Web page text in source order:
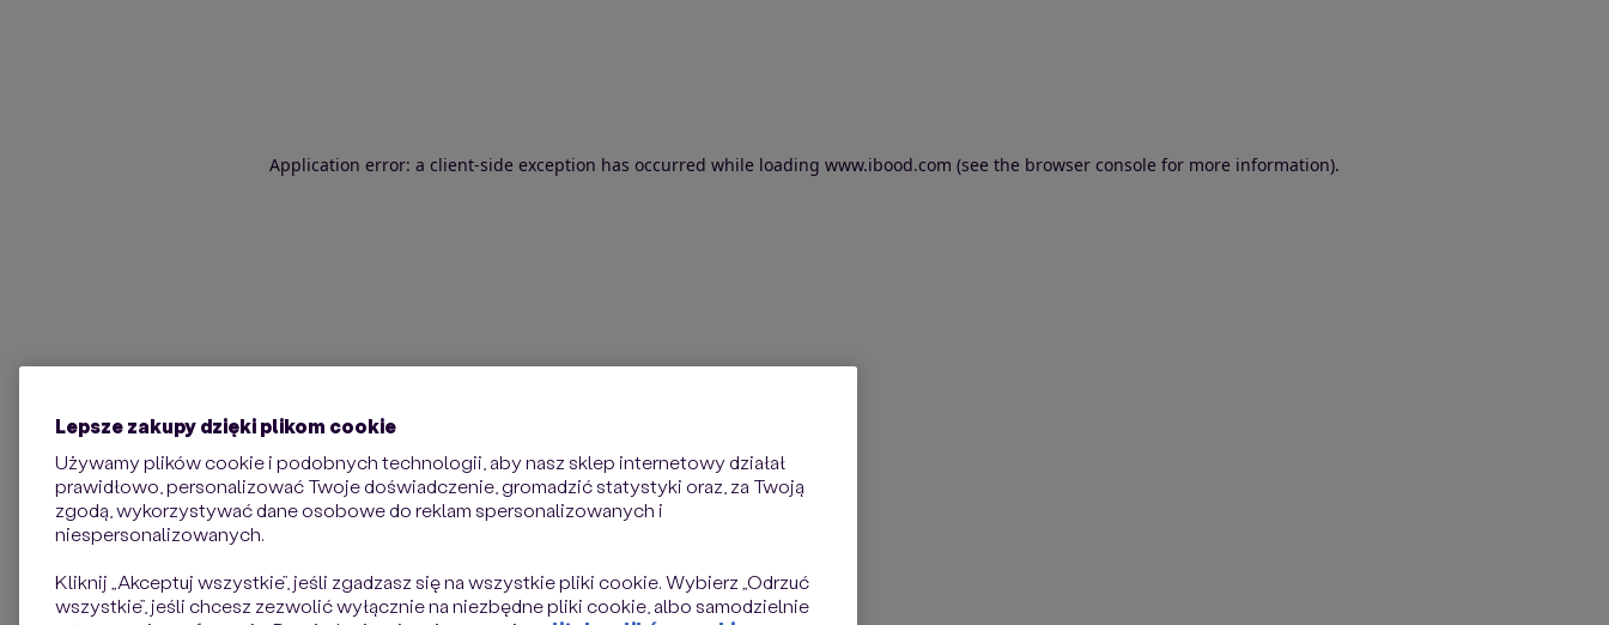
Application error: a client-side exception has occurred while loading www.ibood.com (see the browser console for more information).
Lepsze zakupy dzięki plikom cookie
Używamy plików cookie i podobnych technologii, aby nasz sklep internetowy działał
prawidłowo, personalizować Twoje doświadczenie, gromadzić statystyki oraz, za Twoją
zgodą, wykorzystywać dane osobowe do reklam spersonalizowanych i
niespersonalizowanych.
Kliknij „Akceptuj wszystkie”, jeśli zgadzasz się na wszystkie pliki cookie. Wybierz „Odrzuć
wszystkie”, jeśli chcesz zezwolić wyłącznie na niezbędne pliki cookie, albo samodzielnie